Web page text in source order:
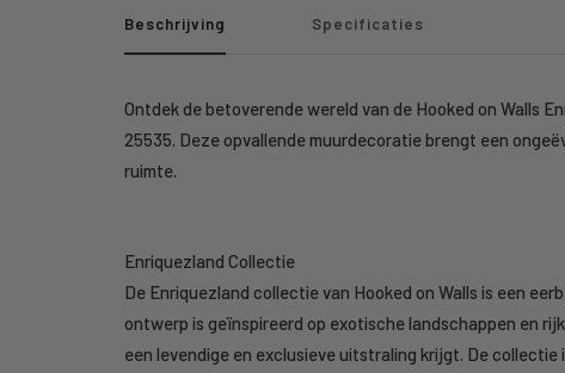
Beschrijving Specificaties
Ontdek de betoverende wereld van de Hooked on Walls
25535. Deze opvallende muurdecoratie brengt een
ruimte.
Enriquezland Collectie
De Enriquezland collectie van Hooked on Walls is een
ontwerp is geïnspireerd op exotische landschappen en
een levendige en exclusieve uitstraling krijgt. De